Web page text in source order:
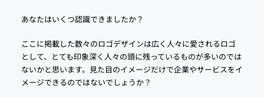
あなたはいくつ認識できましたか？
ここに掲載した数々のロゴデザインは広く人々に愛されるロゴ
として、とても印象深く人々の頭に残っているものが多いのでは
ないかと思います。見た目のイメージだけで企業やサービスをイ
メージできるのではないでしょうか？